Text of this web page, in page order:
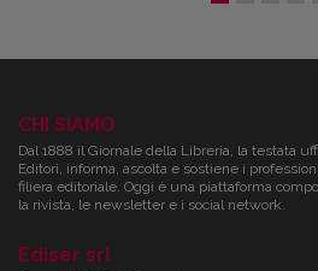
CHI SIAMO
Dal 1888 il Giornale della Libreria, la testata
Editori, informa, ascolta e sostiene i
filiera editoriale. Oggi è una piattaforma
la rivista, le newsletter e i social network.
Ediser srl